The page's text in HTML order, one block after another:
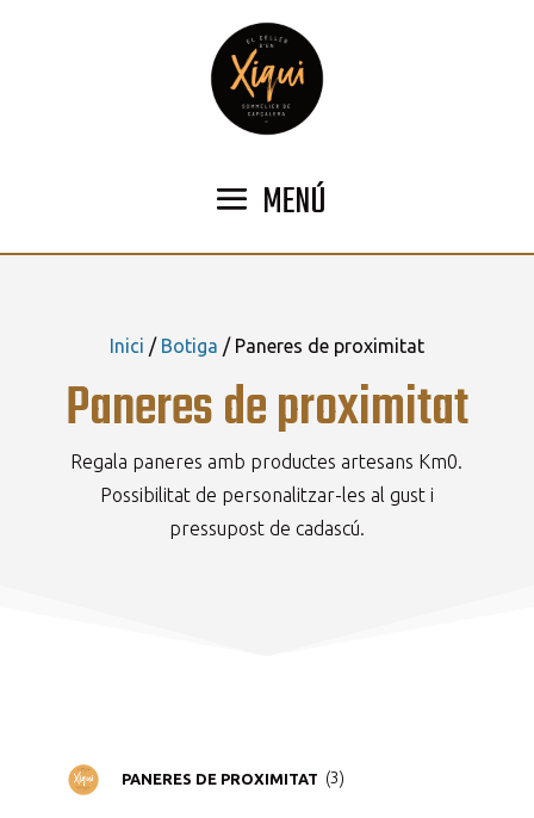
MENÚ
Inici / Botiga / Paneres de proximitat
Paneres de proximitat
Regala paneres amb productes artesans Km0.
Possibilitat de personalitzar-les al gust i
pressupost de cadascú.
PANERES DE PROXIMITAT 33